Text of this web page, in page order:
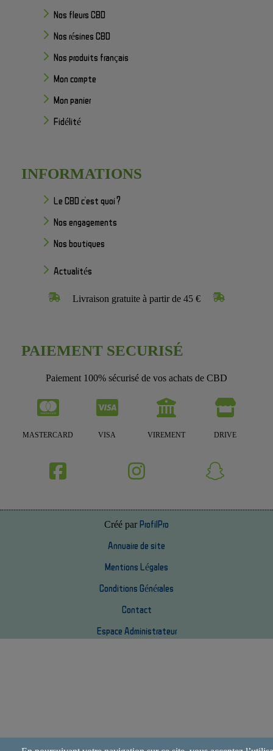
Nos fleurs CBD
Nos résines CBD
Nos produits français
Mon compte
Mon panier
Fidélité
INFORMATIONS
Le CBD c'est quoi ?
Nos engagements
Nos boutiques
Actualités
Livraison gratuite à partir de 45 €
PAIEMENT SECURISÉ
Paiement 100% sécurisé de vos achats de CBD
MASTERCARD VISA VIREMENT DRIVE
Créé par ProfilPro
Annuaire de site
Mentions Légales
Conditions Générales
Contact
Espace Administrateur